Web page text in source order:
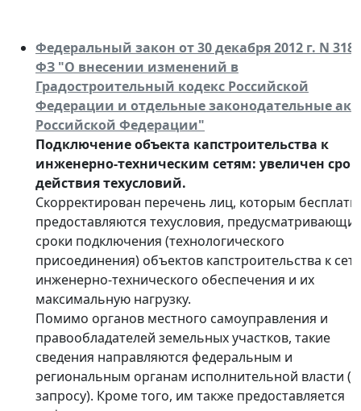
Федеральный закон от 30 декабря 2012 г. N 318-
ФЗ "О внесении изменений в
Градостроительный кодекс Российской
Федерации и отдельные законодательные
Российской Федерации"
Подключение объекта капстроительства к
инженерно-техническим сетям: увеличен срок
действия техусловий.
Скорректирован перечень лиц, которым
предоставляются техусловия,
сроки подключения (технологического
присоединения) объектов капстроительства к
инженерно-технического обеспечения и их
максимальную нагрузку.
Помимо органов местного самоуправления и
правообладателей земельных участков, такие
сведения направляются федеральным и
региональным органам исполнительной власти
запросу). Кроме того, им также предоставляется